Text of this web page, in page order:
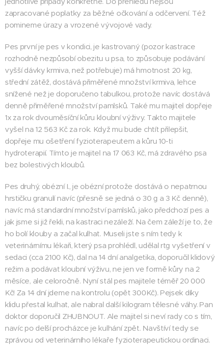
zapracované poplatky za běžné očkování a odčervení. Též
pomineme úrazy a vrozené vývojové vady.
Pes první je pes v kondici, je kastrovaný (pozor kastrace
rozhodně nezpůsobí obezitu u psa, to způsobuje podávání
vyšší dávky krmiva, než potřebuje) má hmotnost 20 kg,
střední zátěž, dostává přiměřené množství krmiva, lehce
snížené než je doporučeno tabulkou, protože navíc dostává
denně přiměřené množství pamlsků. Také mu majitel dopřeje
1x za rok dvouměsíční kůru kloubní výživy. Takto majitele
vyšel na 12 563 Kč za rok. Když mu bude chtít přilepšit,
dopřeje mu ošetření fyzioterapeutem a kůru 10-ti
hydroterapií. Tímto je majitel na 17 063 Kč, má zdravého psa
bez bolestivých kloubů.
Pes druhý, obézní I., je obézní protože dostává o nepatrnou
hrstičku granulí navíc (přesně se jedná o 30 g a 3 Kč denně),
navíc má standardní množství pamlsků, jako předchozí pes a
jak jsme si již řekli, na kastraci nezáleží. Na čem záleží je to, že
ho bolí klouby a začal kulhat. Museli jste s ním tedy k
veterinárnímu lékaři, který psa prohlédl, udělal rtg vyšetření v
sedaci (cca 2100 Kč), dal na 14 dní analgetika, doporučil klidový
režim a podávat kloubní výživu, ne jen ve formě kůry na 2
měsíce, ale celoročně. Nyní stál pes majitele téměř 20 000
Kč! Za 14 dní jdeme na kontrolu (opět 300Kč). Pejsek díky
klidu přestal kulhat, ale nabral další kilogram tělesné váhy. Pan
doktor doporučil ZHUBNOUT. Ale majitel si neví rady co s tím,
navíc po delší procházce je kulhání zpět. Navštíví tedy se
zprávou od veterinárního lékaře fyzioterapeutickou ordinaci.